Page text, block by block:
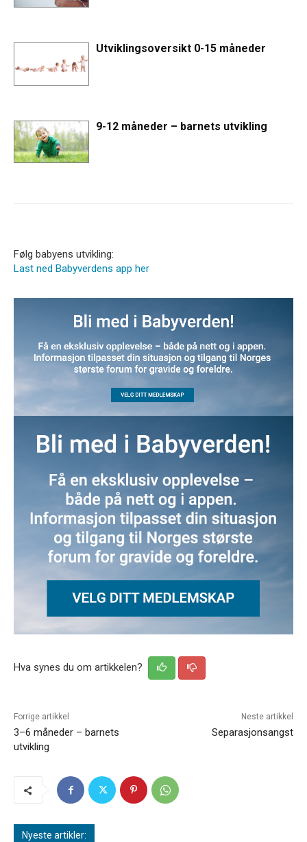
Utviklingsoversikt 0-15 måneder
9-12 måneder – barnets utvikling
Følg babyens utvikling:
Last ned Babyverdens app her
Hva synes du om artikkelen?
Forrige artikkel
3–6 måneder – barnets
utvikling
Neste artikkel
Separasjonsangst
Nyeste artikler: